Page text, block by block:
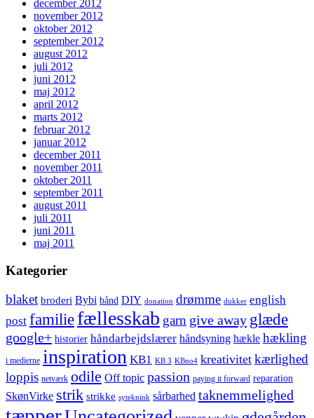
december 2012
november 2012
oktober 2012
september 2012
august 2012
juli 2012
juni 2012
maj 2012
april 2012
marts 2012
februar 2012
januar 2012
december 2011
november 2011
oktober 2011
september 2011
august 2011
juli 2011
juni 2011
maj 2011
Kategorier
blaket broderi Bybi bånd DIY donation drømme dukker english
post familie fællesskab garn give away glæde
google+ historier håndarbejdslærer håndsyning hækle hækling
i medierne inspiration KB1 KB 3 KBno4 kreativitet kærlighed
loppis netværk odile Off topic passion paying it forward reparation
SkønVirke strik strikke syteknink sårbarhed taknemmelighed